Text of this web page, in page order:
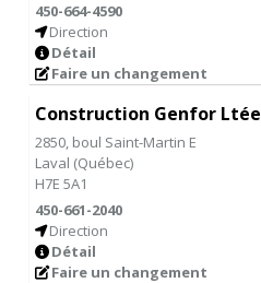
450-664-4590
Direction
Détail
Faire un changement
Construction Genfor Ltée
2850, boul Saint-Martin E
Laval (Québec)
H7E 5A1
450-661-2040
Direction
Détail
Faire un changement